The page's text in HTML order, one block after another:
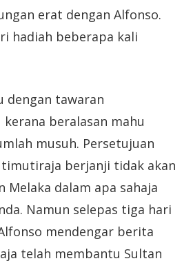
erat dengan Alfonso.
hadiah beberapa kali
dengan tawaran
beralasan mahu
musuh. Persetujuan
berjanji tidak akan
Melaka dalam apa sahaja
Namun selepas tiga hari
mendengar berita
telah membantu Sultan